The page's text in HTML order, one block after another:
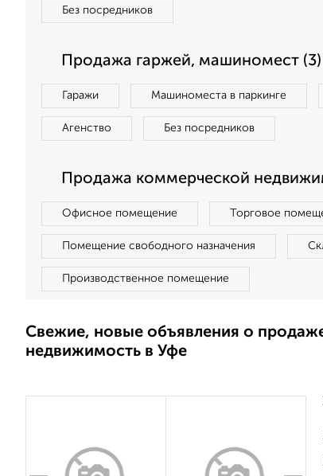
Без посредников
Продажа гаржей, машиномест (3)
Гаражи Машиноместа в паркинге
Агенство Без посредников
Продажа коммерческой
Офисное помещение Торговое
Помещение свободного назначения
Производственное помещение
Свежие, новые объявления о
недвижимость в Уфе